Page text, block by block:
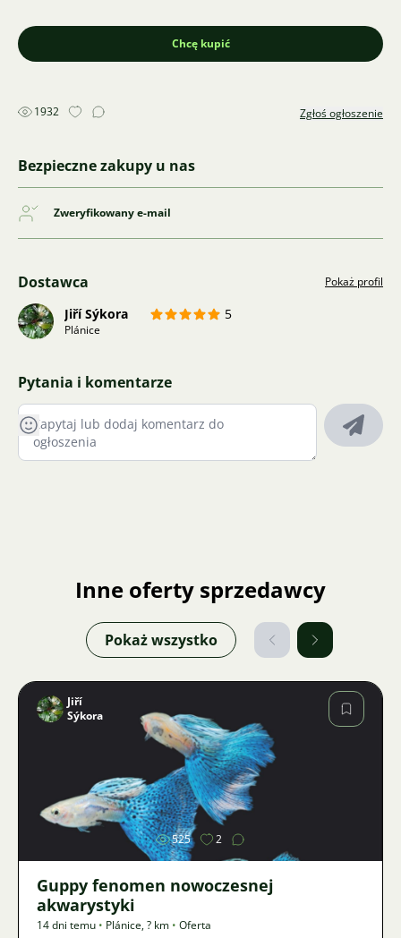
Chcę kupić
1932 Zgłoś ogłoszenie
Bezpieczne zakupy u nas
Zweryfikowany e-mail
Dostawca Pokaż profil
Jiří Sýkora 5
Plánice
Pytania i komentarze
Inne oferty sprzedawcy
Pokaż wszystko
Zdjęcie
Jiří
Sýkora
525 2
Guppy fenomen nowoczesnej
akwarystyki
14 dni temu • Plánice,? km • Oferta